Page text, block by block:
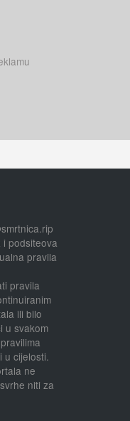
podsiteova
pravila
pravila
ili bilo
u svakom
u cijelosti.
ne
niti za